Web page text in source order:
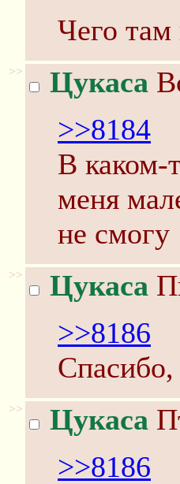
Чего там
>> Цукаса
>>8184
В каком-
меня
не смогу
>> Цукаса
>>8186
>> Цукаса
>>8186